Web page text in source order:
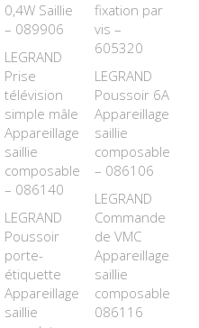
0,4W Saillie
– 089906
LEGRAND
Prise
télévision
simple mâle
Appareillage
saillie
composable
– 086140
LEGRAND
Poussoir
porte-
étiquette
Appareillage
saillie
fixation par
vis –
605320
LEGRAND
Poussoir 6A
Appareillage
saillie
composable
– 086106
LEGRAND
Commande
de VMC
Appareillage
saillie
composable –
086116